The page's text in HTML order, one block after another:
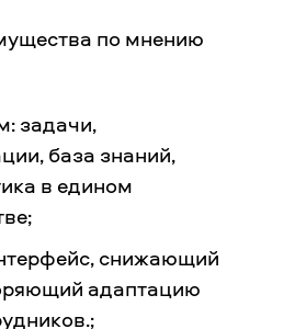
по мнению
задачи,
база знаний,
в едином
снижающий
адаптацию